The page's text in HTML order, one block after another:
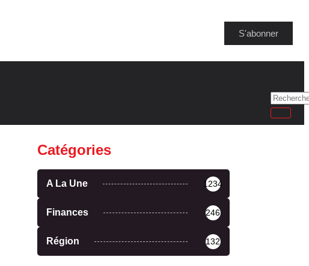
S'abonner
Catégories
A La Une 1234
Finances 246
Région 132